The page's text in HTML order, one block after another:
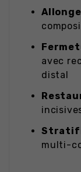
avec
distal
multi-